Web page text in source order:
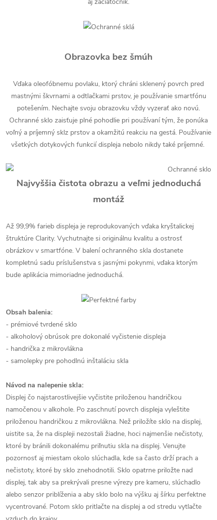
Obrazovka bez šmúh
Vďaka oleofóbnemu povlaku, ktorý chráni sklenený povrch pred
mastnými škvrnami a odtlačkami prstov, je používanie smartfónu
potešením. Nechajte svoju obrazovku vždy vyzerať ako novú.
Ochranné sklo zaisťuje plné pohodlie pri používaní tým, že ponúka
voľný a príjemný sklz prstov a okamžitú reakciu na gestá. Používanie
všetkých dotykových funkcií displeja nebolo nikdy také príjemné.
Najvyššia čistota obrazu a veľmi jednoduchá
montáž
Až 99,9% farieb displeja je reprodukovaných vďaka kryštalickej
štruktúre Clarity. Vychutnajte si originálnu kvalitu a ostrosť
obrázkov v smartfóne. V balení ochranného skla dostanete
kompletnú sadu príslušenstva s jasnými pokynmi, vďaka ktorým
bude aplikácia mimoriadne jednoduchá.
Obsah balenia:
- prémiové tvrdené sklo
- alkoholový obrúsok pre dokonalé vyčistenie displeja
- handrička z mikrovlákna
- samolepky pre pohodlnú inštaláciu skla
Návod na nalepenie skla:
Displej čo najstarostlivejšie vyčistite priloženou handričkou
namočenou v alkohole. Po zaschnutí povrch displeja vyleštite
priloženou handričkou z mikrovlákna. Než priložíte sklo na displej,
uistite sa, že na displeji nezostali žiadne, hoci najmenšie nečistoty,
ktoré by bránili dokonalému priľnutiu skla na displej. Venujte
pozornosť aj miestam okolo slúchadla, kde sa často drží prach a
nečistoty, ktoré by sklo znehodnotili. Sklo opatrne priložte nad
displej, tak aby sa prekrývali presne výrezy pre kameru, slúchadlo
alebo senzor priblíženia a aby sklo bolo na výšku aj šírku perfektne
vycentrované. Potom sklo pritlačte na displej a od stredu vytlačte